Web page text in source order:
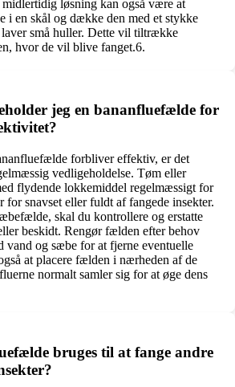
løsning kan også være at
i en skål og dække den med et stykke
små huller. Dette vil tiltrække
hvor de vil blive fanget.6.
jeg en bananfluefælde for
forbliver effektiv, er det
vedligeholdelse. Tøm eller
flydende lokkemiddel regelmæssigt for
for snavset eller fuldt af fangede insekter.
skal du kontrollere og erstatte
beskidt. Rengør fælden efter behov
vand og sæbe for at fjerne eventuelle
at placere fælden i nærheden af de
normalt samler sig for at øge dens
bruges til at fange andre